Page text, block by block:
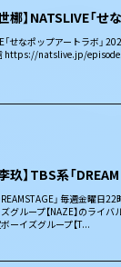
梛】NATSLIVE「
「せなポップアートラボ」
https://natslive.jp/
玖】TBS系「DREAM
」 毎週金曜日
グループ【NAZE】のライバ
ーイズグループ【T...